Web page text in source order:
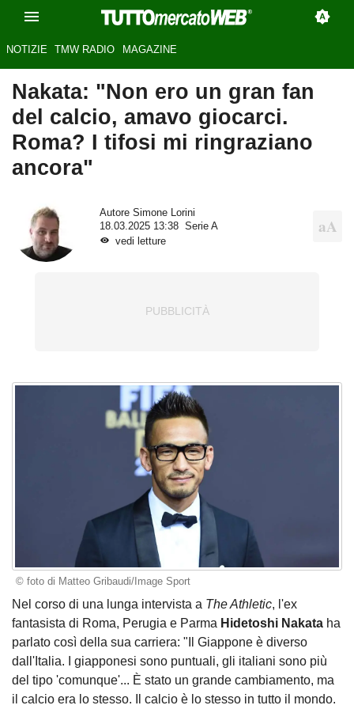
NOTIZIE TMW RADIO MAGAZINE
Nakata: "Non ero un gran fan
del calcio, amavo giocarci.
Roma? I tifosi mi ringraziano
ancora"
Autore Simone Lorini
18.03.2025 13:38
Serie A
vedi letture
© foto di Matteo Gribaudi/Image Sport
Nel corso di una lunga intervista a The Athletic, l'ex
fantasista di Roma, Perugia e Parma Hidetoshi Nakata ha
parlato così della sua carriera: "Il Giappone è diverso
dall'Italia. I giapponesi sono puntuali, gli italiani sono più
del tipo 'comunque'... È stato un grande cambiamento, ma
il calcio era lo stesso. Il calcio è lo stesso in tutto il mondo.